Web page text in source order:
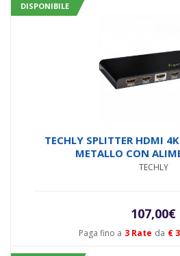
DISPONIBILE
Paga fino a 3 Rate da €
TECHLY SPLITTER HDMI
METALLO CON
TECHLY
107,00€